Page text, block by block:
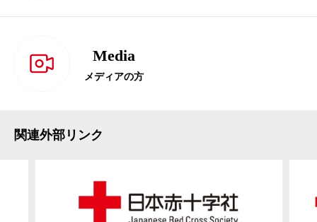
Media
メディアの方
関連外部リンク